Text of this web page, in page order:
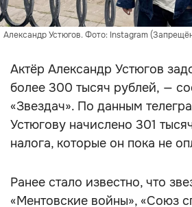
Александр Устюгов. Фото: Instagram
Актёр Александр Устюгов
более 300 тысяч рублей, —
«Звездач». По данным
Устюгову начислено 301
налога, которые он пока не
Ранее стало известно, что
«Ментовские войны», «Союз